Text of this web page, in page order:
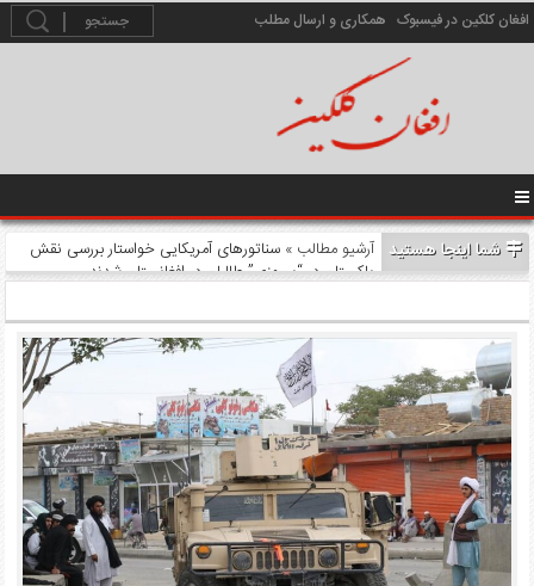
افغان کلکین در فیسبوک همکاری و ارسال مطلب
شما اینجا هستید آرشیو مطالب » سناتورهای آمریکایی خواستار بررسی نقش
پاکستان در “پیروزی” طالبان در افغانستان شدند